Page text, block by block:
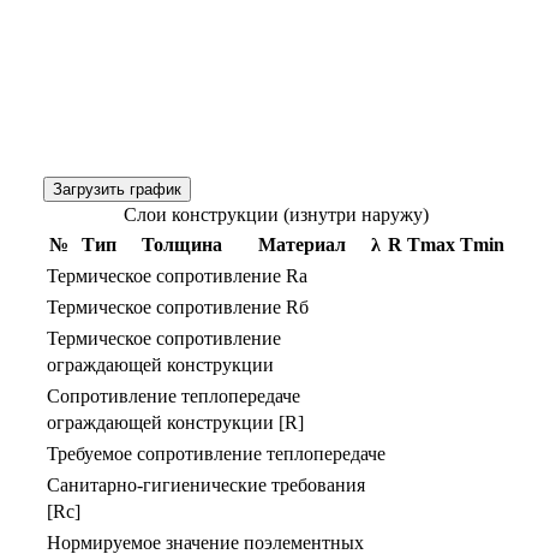
Загрузить график
Слои конструкции (изнутри наружу)
№
Тип Толщина Материал λ R Тmax Тmin
Термическое сопротивление Rа
Термическое сопротивление Rб
Термическое сопротивление
ограждающей конструкции
Сопротивление теплопередаче
ограждающей конструкции [R]
Требуемое сопротивление теплопередаче
Санитарно-гигиенические требования
[Rс]
Нормируемое значение поэлементных